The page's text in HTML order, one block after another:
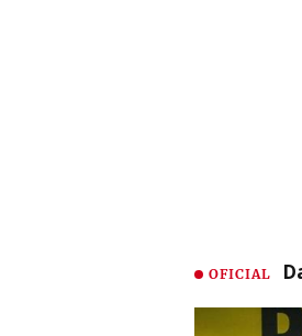
OFICIAL